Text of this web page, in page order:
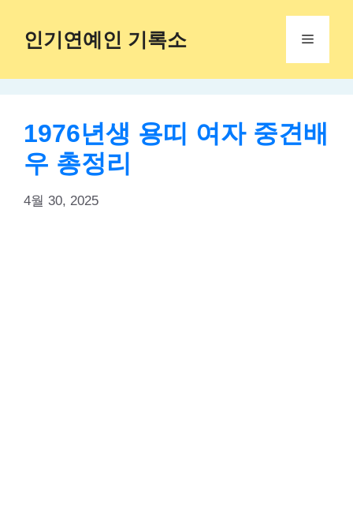
content
인기연예인 기록소 Menu
1976년생 용띠 여자 중견배
우 총정리
4월 30, 2025